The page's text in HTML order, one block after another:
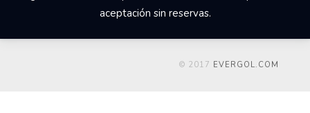
aceptación sin reservas.
© 2017 EVERGOL.COM